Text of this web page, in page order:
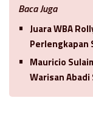
Baca Juga
Juara WBA
Perlengkapan
Mauricio
Warisan Abadi